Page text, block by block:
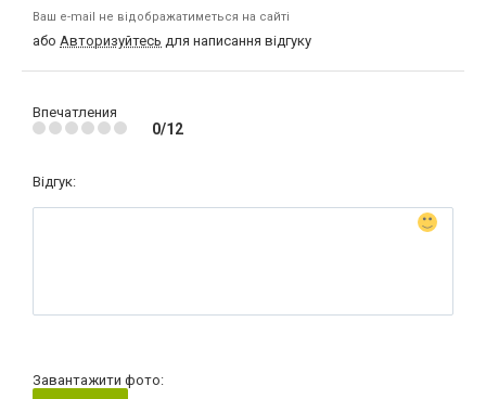
Ваш e-mail не відображатиметься на сайті
або Авторизуйтесь для написання відгуку
Впечатления
0/12
Відгук:
Завантажити фото: